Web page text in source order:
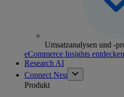
Umsatzanalysen und -
eCommerce Insights entdecken
Research AI
Connect Neu
Produkt